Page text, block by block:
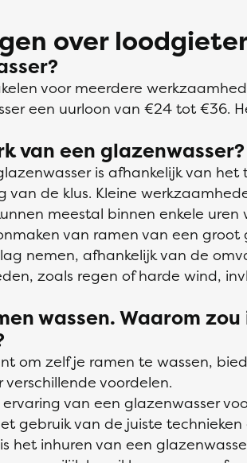
over
voor meerdere
een uurloon van €24 tot €36.
van een glazenwasser?
is afhankelijk van het
de klus. Kleine
meestal binnen enkele uren
van ramen van een
nemen, afhankelijk van de
zoals regen of harde wind,
wassen. Waarom zou
om zelf je ramen te wassen,
voordelen.
van een glazenwasser
gebruik van de juiste technieken
het inhuren van een